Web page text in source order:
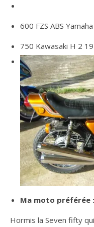
600 FZS ABS
750 Kawasaki H 2
Ma moto préférée :
Hormis la Seven fifty